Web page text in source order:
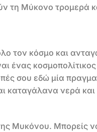
τη Μύκονο τρομερά
τον κόσμο και
ένας
σου εδώ μία
καταγάλανα νερά
Μυκόνου. Μπορείς